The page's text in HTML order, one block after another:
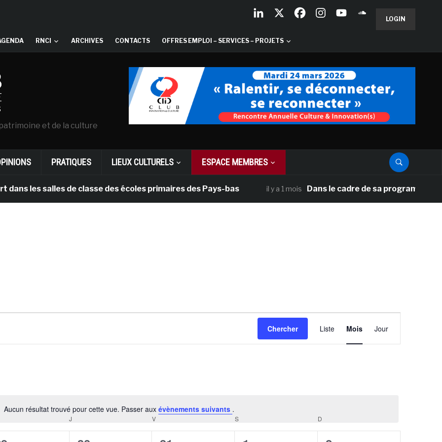
LOGIN
RNCI ARCHIVES CONTACTS OFFRES EMPLOI – SERVICES – PROJETS
et de la culture
PRATIQUES LIEUX CULTURELS ESPACE MEMBRES
les salles de classe des écoles primaires des Pays-bas il y a 1 mois Dans le cadre de sa programmation
Notice
Aucun résultat trouvé pour cette vue. Passer aux évènements suivants .
Chercher
de
vues
Liste Mois Jour
J V S D